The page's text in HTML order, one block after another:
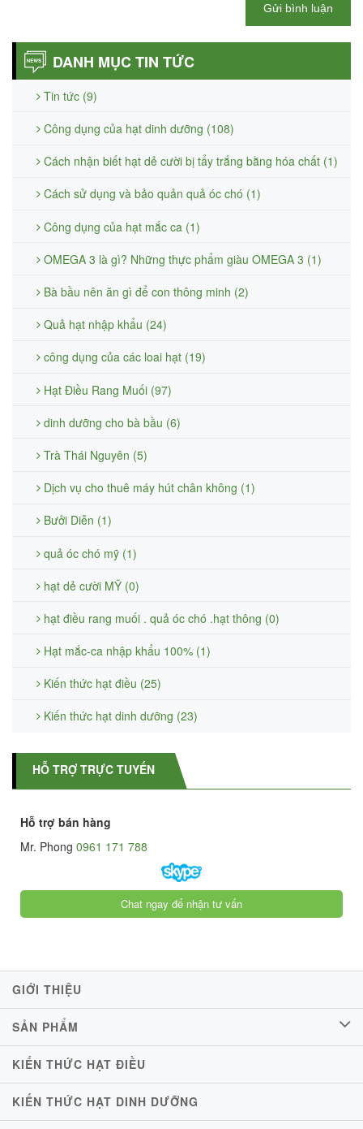
Gửi bình luận
DANH MỤC TIN TỨC
Tin tức (9)
Công dụng của hạt dinh dưỡng (108)
Cách nhận biết hạt dẻ cười bị tẩy trắng bằng hóa chất (1)
Cách sử dụng và bảo quản quả óc chó (1)
Công dụng của hạt mắc ca (1)
OMEGA 3 là gì? Những thực phẩm giàu OMEGA 3 (1)
Bà bầu nên ăn gì để con thông minh (2)
Quả hạt nhập khẩu (24)
công dụng của các loai hạt (19)
Hạt Điều Rang Muối (97)
dinh dưỡng cho bà bầu (6)
Trà Thái Nguyên (5)
Dịch vụ cho thuê máy hút chân không (1)
Bưởi Diễn (1)
quả óc chó mỹ (1)
hạt dẻ cười MỸ (0)
hạt điều rang muối . quả óc chó .hạt thông (0)
Hạt mắc-ca nhập khẩu 100% (1)
Kiến thức hạt điều (25)
Kiến thức hạt dinh dưỡng (23)
HỖ TRỢ TRỰC TUYẾN
Hỗ trợ bán hàng
Mr. Phong 0961 171 788
Chat ngay để nhận tư vấn
GIỚI THIỆU
SẢN PHẨM
KIẾN THỨC HẠT ĐIỀU
KIẾN THỨC HẠT DINH DƯỠNG